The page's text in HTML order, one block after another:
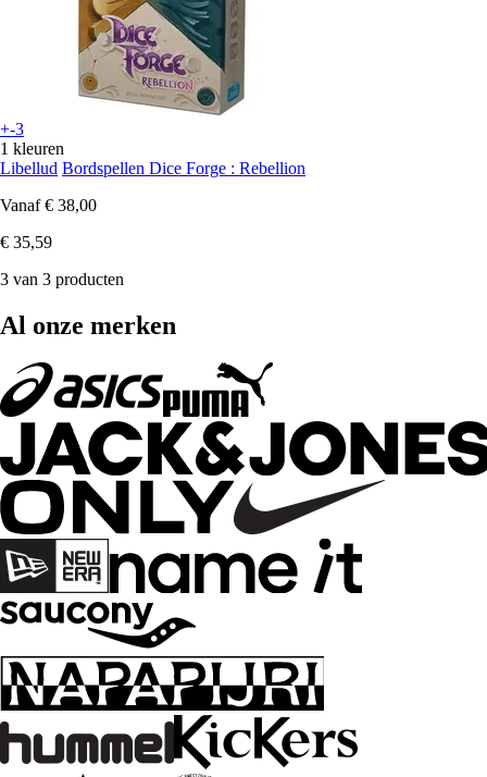
+-3
1 kleuren
Libellud Bordspellen Dice Forge : Rebellion
Vanaf € 38,00
€ 35,59
3 van 3 producten
Al onze merken